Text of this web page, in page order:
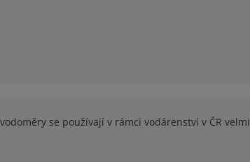
se používají v rámci vodárenství v ČR velmi